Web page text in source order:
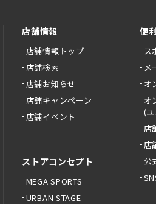
店舗情報
店舗情報トップ
店舗検索
店舗お知らせ
店舗キャンペーン
店舗イベント
ストアコンセプト
MEGA SPORTS
URBAN STAGE
便
ス
メ
オ
オ
(
店
店
公